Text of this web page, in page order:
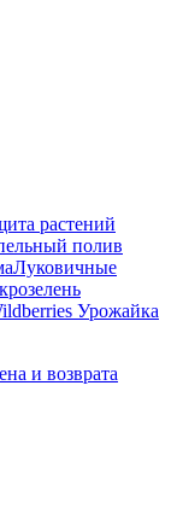
растений
полив
Луковичные
Урожайка
и возврата